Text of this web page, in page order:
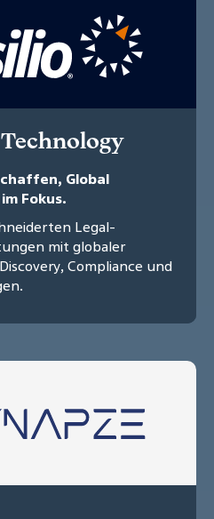
Global
Fokus.
Legal-
mit globaler
Compliance und